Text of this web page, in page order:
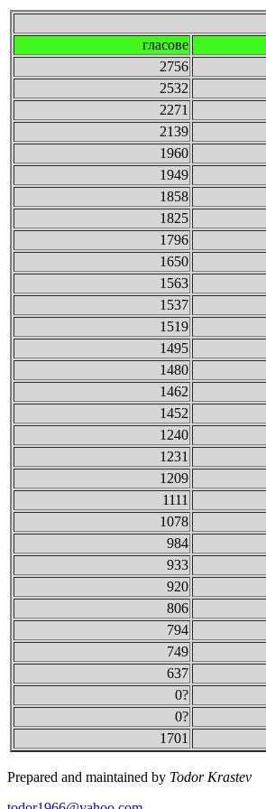
гласове
2756
2532
2271
2139
1960
1949
1858
1825
1796
1650
1563
1537
1519
1495
1480
1462
1452
1240
1231
1209
1111
1078
984
933
920
806
794
749
637
0?
0?
1701
Prepared and maintained by Todor Krastev